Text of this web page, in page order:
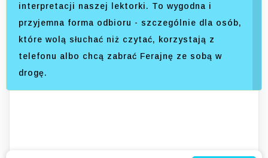
interpretacji naszej lektorki. To wygodna i
przyjemna forma odbioru - szczególnie dla osób,
które wolą słuchać niż czytać, korzystają z
telefonu albo chcą zabrać Ferajnę ze sobą w
drogę.